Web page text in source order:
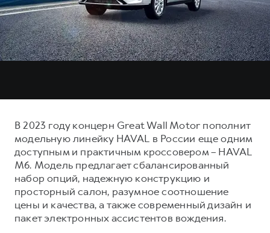
DARGO
от 3 199 000 ₽
DARGO X
от 3 499 000 ₽
F7
от 2 899 000 ₽ от 3 599 000 ₽
Тест-драйв
Трейд-ин
Кредитный калькулятор
Кредит
КОРПОРАТИВНЫМ КЛИЕНТАМ
Для малого бизнеса
Корпоративным клиентам
СЕРВИСНОЕ ОБСЛУЖИВАНИЕ
Нулевое ТО
Программа «Помощь на дороге»
Электронный ПТС
ПОДДЕРЖКА
GWM Безопасность
Гарантия HAVAL
Мобильное приложение GWM
Программа «HAVAL Защита+»
О дилере
Наша команда
Контакты
В 2023 году концерн Great Wall Motor пополнит
модельную линейку HAVAL в России еще одним
доступным и практичным кроссовером – HAVAL
M6. Модель предлагает сбалансированный
набор опций, надежную конструкцию и
просторный салон, разумное соотношение
цены и качества, а также современный дизайн и
пакет электронных ассистентов вождения.